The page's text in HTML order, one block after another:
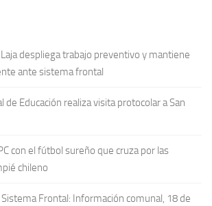
despliega trabajo preventivo y mantiene
ante sistema frontal
de Educación realiza visita protocolar a San
con el fútbol sureño que cruza por las
chileno
Sistema Frontal: Información comunal, 18 de